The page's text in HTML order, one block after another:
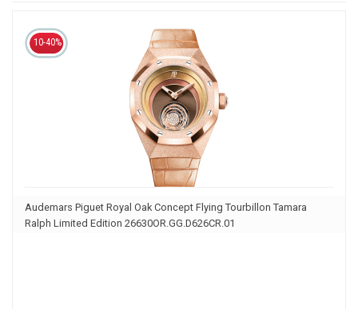
10-40%
Audemars Piguet Royal Oak Concept Flying Tourbillon Tamara
Ralph Limited Edition 26630OR.GG.D626CR.01